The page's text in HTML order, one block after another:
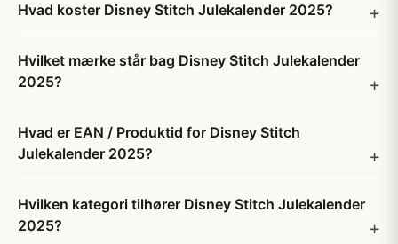
Hvad koster Disney Stitch Julekalender 2025?
Hvilket mærke står bag Disney Stitch Julekalender
2025?
Hvad er EAN / Produktid for Disney Stitch
Julekalender 2025?
Hvilken kategori tilhører Disney Stitch Julekalender
2025?